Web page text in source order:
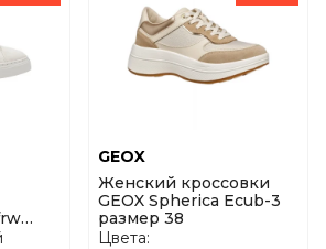
GEOX
Женский кроссовки
GEOX Spherica Ecub-3
размер 38
Цвета: